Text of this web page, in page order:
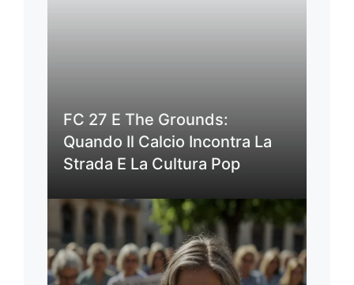
FC 27 E The Grounds:
Quando Il Calcio Incontra La
Strada E La Cultura Pop